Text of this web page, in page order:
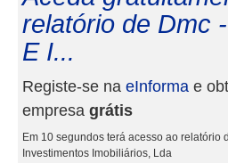
relatório de Dmc
E I...
Registe-se na eInforma e
empresa grátis
Em 10 segundos terá acesso ao relatório
Investimentos Imobiliários, Lda